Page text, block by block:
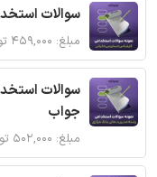
سوالات
مبلغ: ۴۵۹,۰۰۰ تومان
سوالات
جواب
مبلغ: ۵۰۲,۰۰۰ تومان